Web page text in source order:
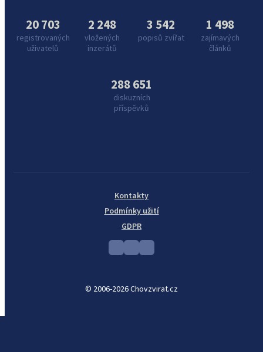
20 703
registrovaných
uživatelů
2 248
vložených
inzerátů
3 542
popisů zvířat
1 498
zajímavých
článků
288 651
diskuzních
příspěvků
© 2006-2026 Chovzvirat.cz
Kontakty
Podmínky užití
GDPR